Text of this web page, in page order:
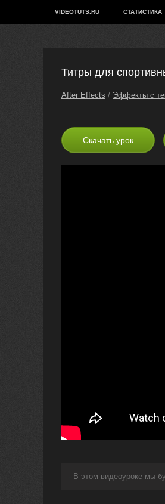
VIDEOTUTS.RU СТАТИСТИКА
Титры для
After Effects / Эффекты с
Скачать урок
- В этом видеоуроке мы